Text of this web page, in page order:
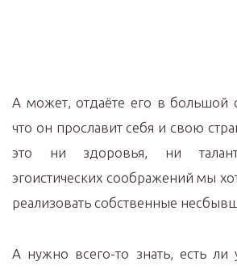
А может, отдаёте его в большой
что он прославит себя и свою
это ни здоровья, ни
эгоистических соображений мы
реализовать собственные
А нужно всего-то знать, есть ли